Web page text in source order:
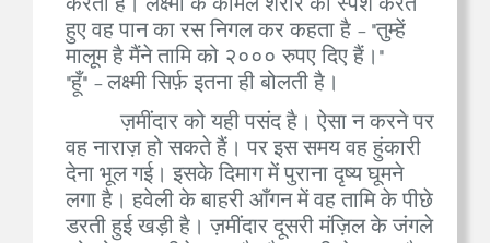
करती है। लक्ष्मी के कोमल शरीर का स्पर्श करते
हुए वह पान का रस निगल कर कहता है - "तुम्हें
मालूम है मैंने तामि को २००० रुपए दिए हैं।"
"हूँ" - लक्ष्मी सिर्फ़ इतना ही बोलती है।
ज़मींदार को यही पसंद है। ऐसा न करने पर
वह नाराज़ हो सकते हैं। पर इस समय वह हुंकारी
देना भूल गई। इसके दिमाग में पुराना दृष्य घूमने
लगा है। हवेली के बाहरी आँगन में वह तामि के पीछे
डरती हुई खड़ी है। ज़मींदार दूसरी मंज़िल के जंगले